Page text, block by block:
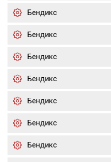
Бендикс
Бендикс
Бендикс
Бендикс
Бендикс
Бендикс
Бендикс